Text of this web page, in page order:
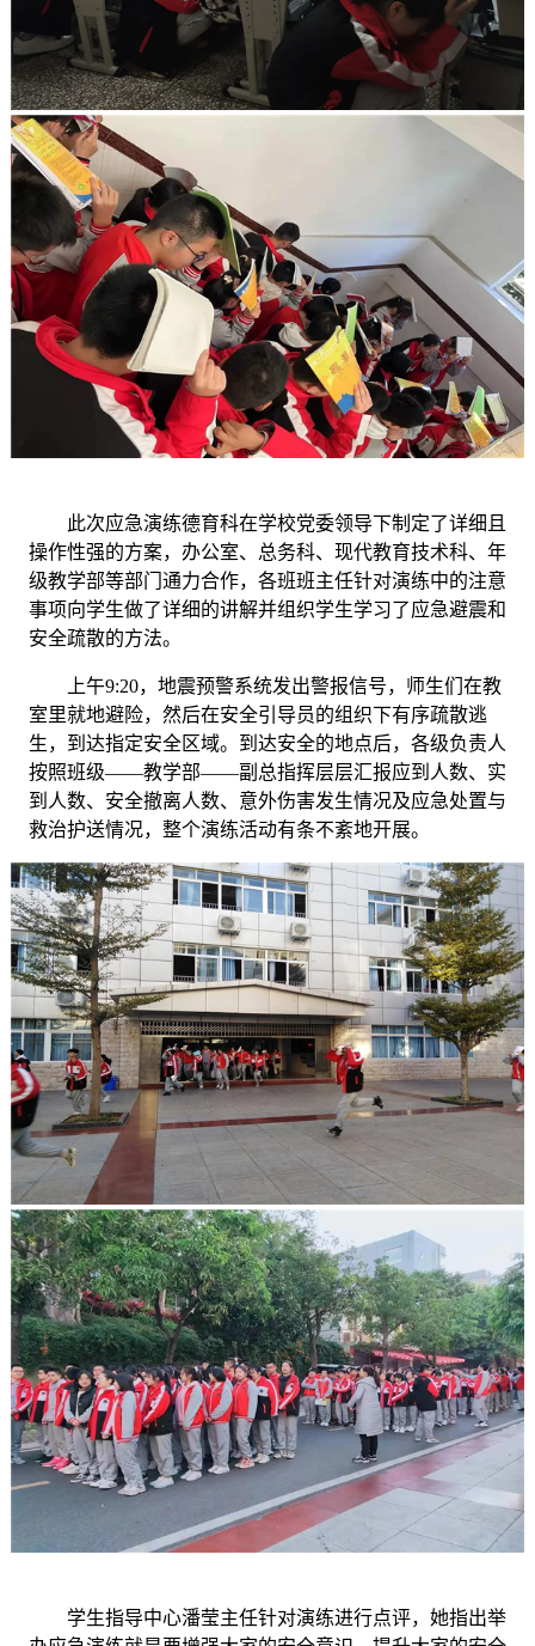
此次应急演练德育科在学校党委领导下制定了详细且
操作性强的方案，办公室、总务科、现代教育技术科、年
级教学部等部门通力合作，各班班主任针对演练中的注意
事项向学生做了详细的讲解并组织学生学习了应急避震和
安全疏散的方法。
上午9:20，地震预警系统发出警报信号，师生们在教
室里就地避险，然后在安全引导员的组织下有序疏散逃
生，到达指定安全区域。到达安全的地点后，各级负责人
按照班级——教学部——副总指挥层层汇报应到人数、实
到人数、安全撤离人数、意外伤害发生情况及应急处置与
救治护送情况，整个演练活动有条不紊地开展。
学生指导中心潘莹主任针对演练进行点评，她指出举